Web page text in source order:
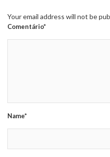
Your email address will not be
Comentário*
Name*